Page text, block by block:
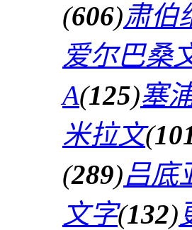
(606)肃伯
爱尔巴桑
A(125)塞
米拉文(
(289)吕底
文字(132)